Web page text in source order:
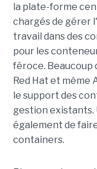
la plate-forme
chargés de gérer
travail dans des
pour les
féroce. Beaucoup
Red Hat et même
le support des
gestion
également de
containers.